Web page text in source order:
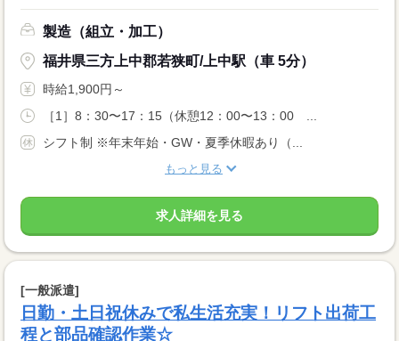
製造（組立・加工）
福井県三方上中郡若狭町/上中駅（車 5分）
時給1,900円～
［1］8：30〜17：15（休憩12：00〜13：00 ...
シフト制 ※年末年始・GW・夏季休暇あり（...
もっと見る
求人詳細を見る
[一般派遣]
日勤・土日祝休みで私生活充実！リフト出荷工
程と部品確認作業☆